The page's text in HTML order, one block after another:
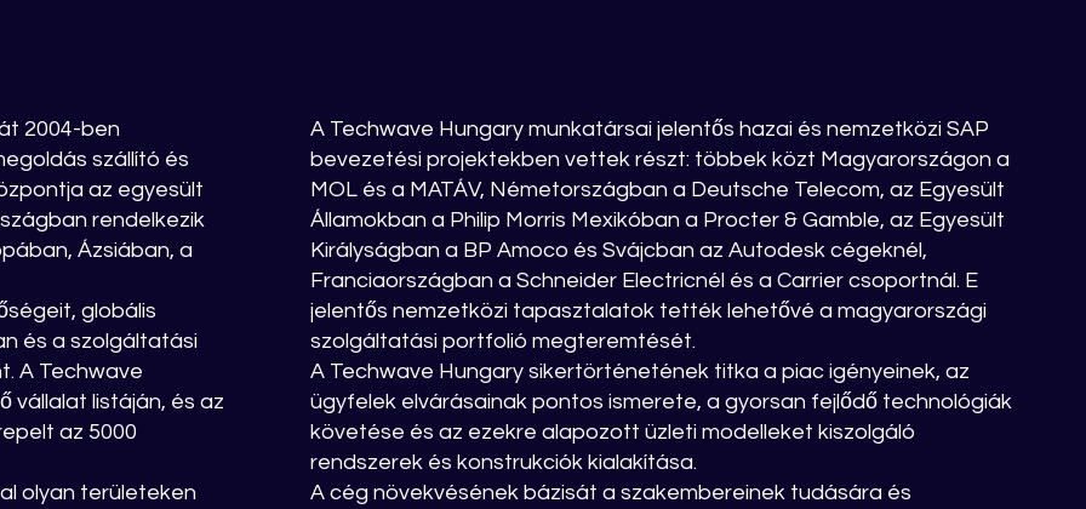
A Techwave Hungary munkatársai jelentős hazai és nemzetközi SAP
bevezetési projektekben vettek részt: többek közt Magyarországon a
MOL és a MATÁV, Németországban a Deutsche Telecom, az Egyesült
Államokban a Philip Morris Mexikóban a Procter & Gamble, az Egyesült
Királyságban a BP Amoco és Svájcban az Autodesk cégeknél,
Franciaországban a Schneider Electricnél és a Carrier csoportnál. E
jelentős nemzetközi tapasztalatok tették lehetővé a magyarországi
szolgáltatási portfolió megteremtését.
A Techwave Hungary sikertörténetének titka a piac igényeinek, az
ügyfelek elvárásainak pontos ismerete, a gyorsan fejlődő technológiák
követése és az ezekre alapozott üzleti modelleket kiszolgáló
rendszerek és konstrukciók kialakítása.
A cég növekvésének bázisát a szakembereinek tudására és
2004-ben
szállító és
az egyesült
rendelkezik
Ázsiában, a
globális
és a szolgáltatási
A Techwave
vállalat listáján, és az
az 5000
olyan területeken